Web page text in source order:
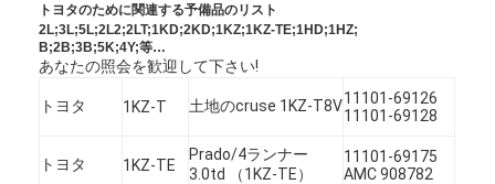
トヨタのために関連する予備品のリスト
2L;3L;5L;2L2;2LT;1KD;2KD;1KZ;1KZ-TE;1HD;1HZ;
B;2B;3B;5K;4Y;等…
あなたの照会を歓迎して下さい!
トヨタ 1KZ-T 土地のcruse 1KZ-T8V11101-69126
11101-69128
トヨタ 1KZ-TE
Prado/4ランナー
3.0td （1KZ-TE）
11101-69175
AMC 908782